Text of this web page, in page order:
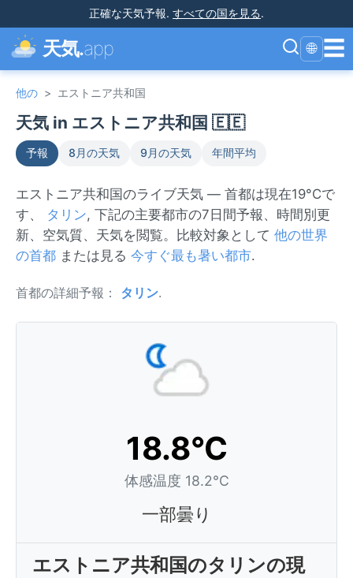
正確な天気予報. すべての国を見る.
天気.app 🌐 ☰
他の > エストニア共和国
天気 in エストニア共和国 🇪🇪
予報 8月の天気 9月の天気 年間平均
エストニア共和国のライブ天気 — 首都は現在19°Cで
す、 タリン, 下記の主要都市の7日間予報、時間別更
新、空気質、天気を閲覧。比較対象として 他の世界
の首都 または見る 今すぐ最も暑い都市.
首都の詳細予報： タリン.
18.8°C
体感温度 18.2°C
一部曇り
エストニア共和国のタリンの現